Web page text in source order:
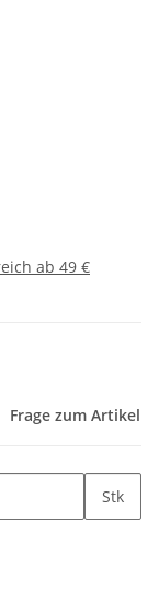
ab 49 €
Frage zum Artikel
Stk